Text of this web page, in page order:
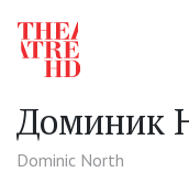
Доминик
Dominic North